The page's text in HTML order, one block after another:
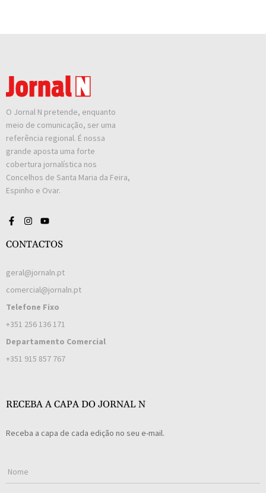
O Jornal N pretende, enquanto
meio de comunicação, ser uma
referência regional. É nossa
grande aposta uma forte
cobertura jornalística nos
Concelhos de Santa Maria da Feira,
Espinho e Ovar.
CONTACTOS
geral@jornaln.pt
comercial@jornaln.pt
Telefone Fixo
+351 256 136 171
Departamento Comercial
+351 915 857 767
RECEBA A CAPA DO JORNAL N
Receba a capa de cada edição no seu e-mail.